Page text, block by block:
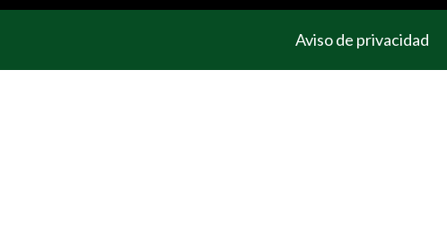
Aviso de privacidad